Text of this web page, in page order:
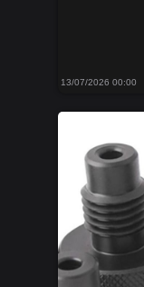
13/07/2026 00:00